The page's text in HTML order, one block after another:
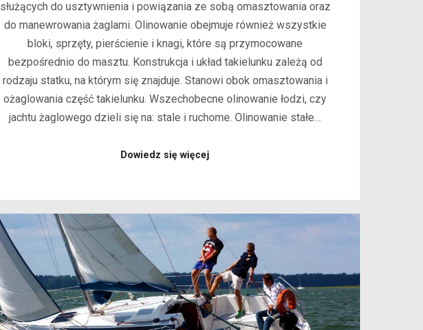
służących do usztywnienia i powiązania ze sobą omasztowania oraz
do manewrowania żaglami. Olinowanie obejmuje również wszystkie
bloki, sprzęty, pierścienie i knagi, które są przymocowane
bezpośrednio do masztu. Konstrukcja i układ takielunku zależą od
rodzaju statku, na którym się znajduje. Stanowi obok omasztowania i
ożaglowania część takielunku. Wszechobecne olinowanie łodzi, czy
jachtu żaglowego dzieli się na: stale i ruchome. Olinowanie stałe…
Dowiedz się więcej